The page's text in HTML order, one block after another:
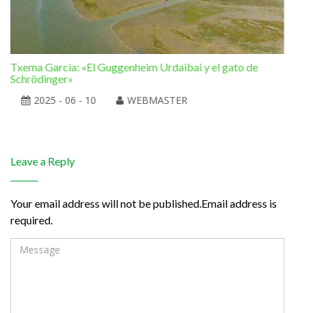
Txema Garcia: «El Guggenheim Urdaibai y el gato de
Schrödinger»
2025 - 06 - 10
WEBMASTER
Leave a Reply
Your email address will not be published.Email address is
required.